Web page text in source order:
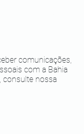
comunicações,
com a Bahia
consulte nossa